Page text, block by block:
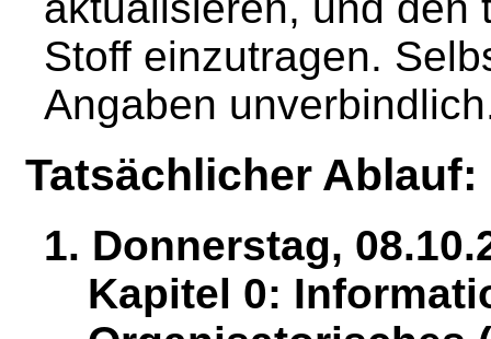
Stoff einzutragen.
Angaben
Tatsächlicher Ablauf:
1. Donnerstag,
Kapitel 0: